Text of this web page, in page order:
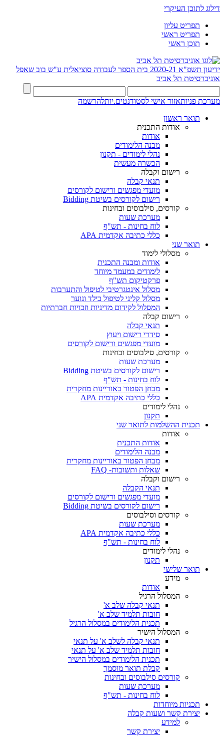
דילוג לתוכן העיקרי
תפריט עליון
תפריט ראשי
תוכן ראשי
ידיעון תשפ"א 2020-21
בית הספר לעבודה סוציאלית ע"ש בוב שאפל
אוניברסיטת תל אביב
מערכת פניותאזור אישי לסטודנטים.יותלהרשמה
תואר ראשון
אודות התכנית
אודות
מבנה הלימודים
נהלי לימודים - תקנון
הכשרה מעשית
רישום וקבלה
תנאי קבלה
מועדי מפגשים ורישום לקורסים
רישום לקורסים בשיטת Bidding
קורסים, סילבוסים ובחינות
מערכת שעות
לוח בחינות - תש"ף
כללי כתיבה אקדמית APA
תואר שני
מסלולי לימוד
אודות ומבנה התכנית
לימודים במעמד מיוחד
פרקטיקום תש"ף
מסלול אינטגרטיבי לטיפול והתערבות
מסלול קליני לטיפול בילד ונוער
המסלול לקידום מדיניות וזכויות חברתיות
רישום קבלה
תנאי קבלה
סידרי רישום ויעוץ
מועדי מפגשים ורישום לקורסים
קורסים, סילבוסים ובחינות
מערכת שעות
רישום לקורסים בשיטת Bidding
לוח בחינות - תש"ף
מבחן הפטור באוריינות מחקרית
כללי כתיבה אקדמית APA
נהלי לימודים
תקנון
תכנית ההשלמות לתואר שני
אודות
אודות התכנית
מבנה הלימודים
מבחן הפטור באוריינות מחקרית
שאלות ותשובות- FAQ
רישום וקבלה
תנאי הקבלה
מועדי מפגשים ורישום לקורסים
רישום לקורסים בשיטת Bidding
קורסים וסילבוסים
מערכת שעות
כללי כתיבה אקדמית APA
לוח בחינות - תש"ף
נהלי לימודים
תקנון
תואר שלישי
מידע
אודות
המסלול הרגיל
תנאי קבלה שלב א'
חובות תלמיד שלב א'
תכנית הלימודים במסלול הרגיל
המסלול הישיר
תנאי קבלה לשלב א' על תנאי
חובות תלמיד שלב א' על תנאי
תכנית הלימודים במסלול הישיר
קבלת תואר מוסמך
קורסים סילבוסים ובחינות
מערכת שעות
לוח בחינות - תש"ף
תכניות מיוחדות
יצירת קשר ושעות קבלה
למידע
יצירת קשר